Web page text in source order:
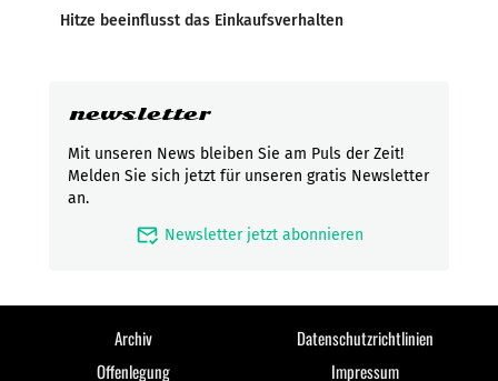
Hitze beeinflusst das Einkaufsverhalten
newsletter
Mit unseren News bleiben Sie am Puls der Zeit!
Melden Sie sich jetzt für unseren gratis Newsletter
an.
mark_email_read Newsletter jetzt abonnieren
Archiv
Datenschutzrichtlinien
Offenlegung
Impressum